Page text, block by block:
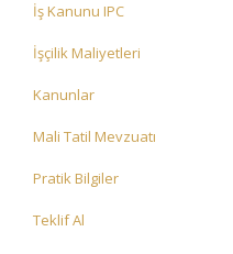
İş Kanunu IPC
İşçilik Maliyetleri
Kanunlar
Mali Tatil Mevzuatı
Pratik Bilgiler
Teklif Al